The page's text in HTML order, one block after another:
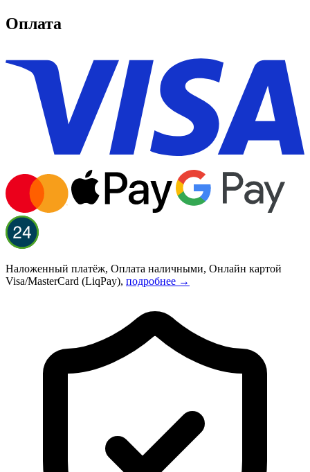
Оплата
Наложенный платёж, Оплата наличными, Онлайн картой
Visa/MasterCard (LiqPay), подробнее →